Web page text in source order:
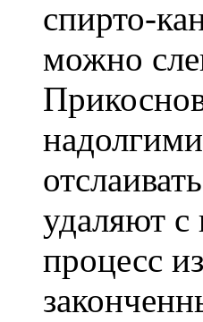
спирто-
можно
удаляют
процесс